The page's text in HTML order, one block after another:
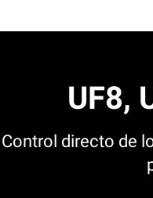
UF8,
Control directo de